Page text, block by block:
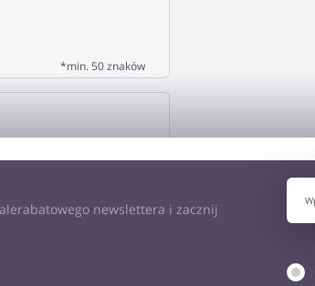
*min. 50 znaków
newslettera i zacznij